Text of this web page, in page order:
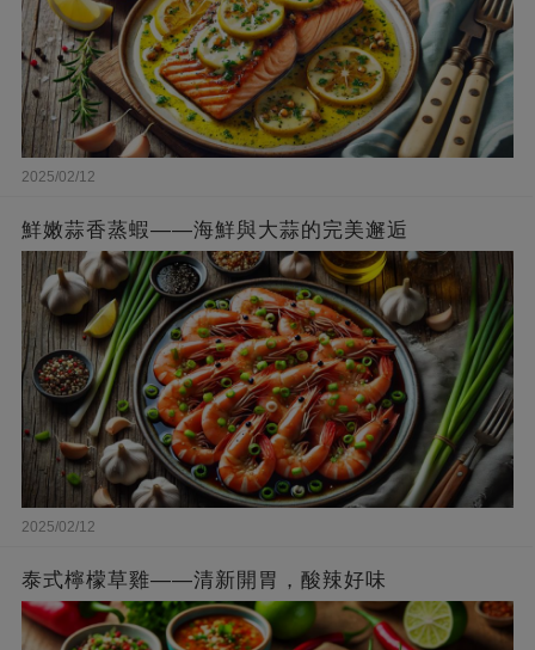
2025/02/12
鮮嫩蒜香蒸蝦——海鮮與大蒜的完美邂逅
2025/02/12
泰式檸檬草雞——清新開胃，酸辣好味